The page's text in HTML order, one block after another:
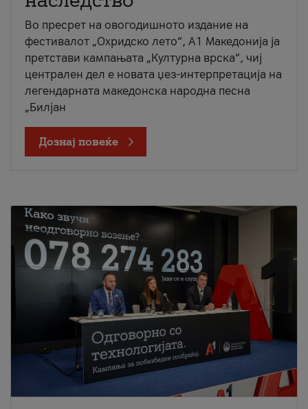
Во пресрет на овогодишното издание на
фестивалот „Охридско лето“, А1 Македонија ја
претстави кампањата „Културна врска“, чиј
централен дел е новата џез-интерпретација на
легендарната македонска народна песна
„Билјан
Дознај повеќе